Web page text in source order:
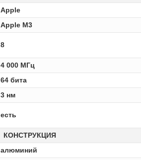
Apple
Apple M3
8
4 000 МГц
64 бита
3 нм
есть
КОНСТРУКЦИЯ
алюминий